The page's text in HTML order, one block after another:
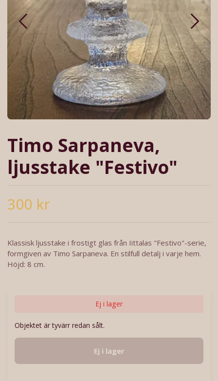
Timo Sarpaneva,
ljusstake "Festivo"
300 kr
Klassisk ljusstake i frostigt glas från Iittalas "Festivo"-serie,
formgiven av Timo Sarpaneva. En stilfull detalj i varje hem.
Höjd: 8 cm.
Ej i lager
Objektet är tyvärr redan sålt.
Ej i lager